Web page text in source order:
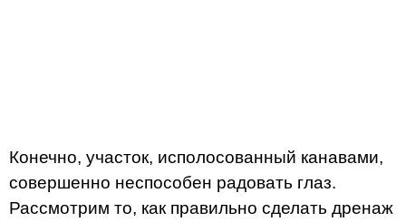
Конечно, участок, исполосованный канавами,
совершенно неспособен радовать глаз.
Рассмотрим то, как правильно сделать дренаж